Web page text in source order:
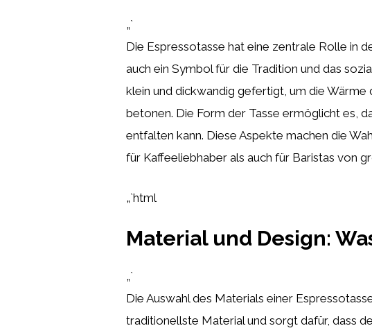
„`
Die Espressotasse hat eine zentrale Rolle in
auch ein Symbol für die Tradition und das
klein und dickwandig gefertigt, um die Wärme
betonen. Die Form der Tasse ermöglicht es,
entfalten kann. Diese Aspekte machen die
für Kaffeeliebhaber als auch für Baristas von
„`html
Material und Design:
„`
Die Auswahl des Materials einer
traditionellste Material und sorgt dafür, dass